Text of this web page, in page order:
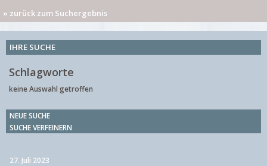
» zurück zum Suchergebnis
IHRE SUCHE
Schlagworte
keine Auswahl getroffen
NEUE SUCHE
SUCHE VERFEINERN
27. Juli 2023